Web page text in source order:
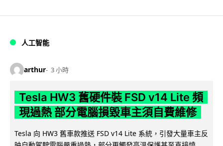
人工智能
arthur 3 小時
Tesla HW3 舊硬件裝 FSD v14 Lite 頻
現過熱 部分電腦損毀車主須自費維修
Tesla 向 HW3 舊車款推送 FSD v14 Lite 系統，引發大量車主反